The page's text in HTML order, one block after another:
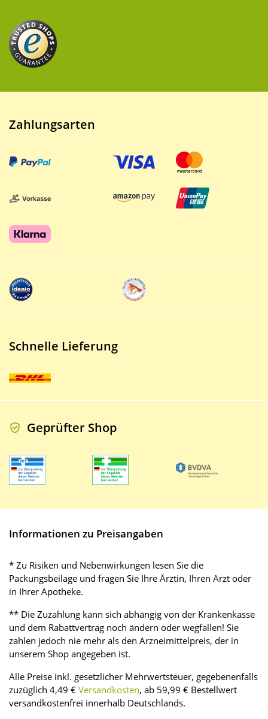
Zahlungsarten
Schnelle Lieferung
Geprüfter Shop
Informationen zu Preisangaben
* Zu Risiken und Nebenwirkungen lesen Sie die
Packungsbeilage und fragen Sie Ihre Ärztin, Ihren Arzt oder
in Ihrer Apotheke.
** Die Zuzahlung kann sich abhängig von der Krankenkasse
und dem Rabattvertrag noch ändern oder wegfallen! Sie
zahlen jedoch nie mehr als den Arzneimittelpreis, der in
unserem Shop angegeben ist.
Alle Preise inkl. gesetzlicher Mehrwertsteuer, gegebenenfalls
zuzüglich 4,49 € Versandkosten, ab 59,99 € Bestellwert
versandkostenfrei innerhalb Deutschlands.